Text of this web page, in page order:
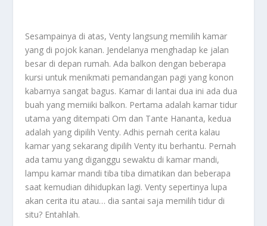
Sesampainya di atas, Venty langsung memilih kamar
yang di pojok kanan. Jendelanya menghadap ke jalan
besar di depan rumah. Ada balkon dengan beberapa
kursi untuk menikmati pemandangan pagi yang konon
kabarnya sangat bagus. Kamar di lantai dua ini ada dua
buah yang memiiki balkon. Pertama adalah kamar tidur
utama yang ditempati Om dan Tante Hananta, kedua
adalah yang dipilih Venty. Adhis pernah cerita kalau
kamar yang sekarang dipilih Venty itu berhantu. Pernah
ada tamu yang diganggu sewaktu di kamar mandi,
lampu kamar mandi tiba tiba dimatikan dan beberapa
saat kemudian dihidupkan lagi. Venty sepertinya lupa
akan cerita itu atau… dia santai saja memilih tidur di
situ? Entahlah.